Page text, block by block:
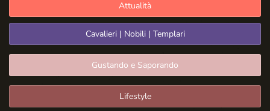
Attualità
Cavalieri | Nobili | Templari
Gustando e Saporando
Lifestyle